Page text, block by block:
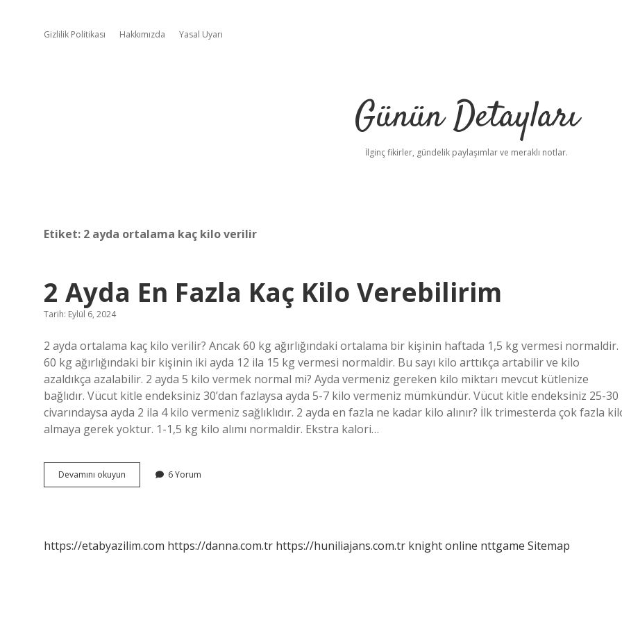
Gizlilik Politikası Hakkımızda Yasal Uyarı
Günün Detayları
İlginç fikirler, gündelik paylaşımlar ve meraklı notlar.
Etiket: 2 ayda ortalama kaç kilo verilir
2 Ayda En Fazla Kaç Kilo Verebilirim
Tarih: Eylül 6, 2024
2 ayda ortalama kaç kilo verilir? Ancak 60 kg ağırlığındaki ortalama bir kişinin haftada 1,5 kg vermesi normaldir.
60 kg ağırlığındaki bir kişinin iki ayda 12 ila 15 kg vermesi normaldir. Bu sayı kilo arttıkça artabilir ve kilo
azaldıkça azalabilir. 2 ayda 5 kilo vermek normal mi? Ayda vermeniz gereken kilo miktarı mevcut kütlenize
bağlıdır. Vücut kitle endeksiniz 30’dan fazlaysa ayda 5-7 kilo vermeniz mümkündür. Vücut kitle endeksiniz 25-30
civarındaysa ayda 2 ila 4 kilo vermeniz sağlıklıdır. 2 ayda en fazla ne kadar kilo alınır? İlk trimesterda çok fazla
almaya gerek yoktur. 1-1,5 kg kilo alımı normaldir. Ekstra kalori…
Devamını okuyun
Ayda
Verebilirim
6 Yorum
https://etabyazilim.com https://danna.com.tr https://huniliajans.com.tr knight online nttgame Sitemap